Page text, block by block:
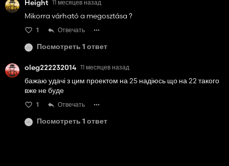
Height 11 месяцев назад
Mikorra várható a megosztása ?
1 Отвечать
Посмотреть 1 ответ
oleg222232014 11 месяцев назад
бажаю удачі з цим проектом на 25 надіюсь що на 22 такого
вже не буде
1 Отвечать
Посмотреть 1 ответ